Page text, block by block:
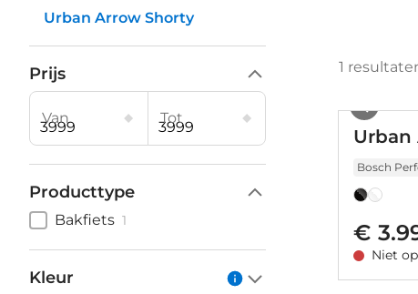
Urban Arrow Shorty
Prijs
Van Tot
Producttype
Bakfiets 1
Kleur
1
Urban
Bosch
€
Niet